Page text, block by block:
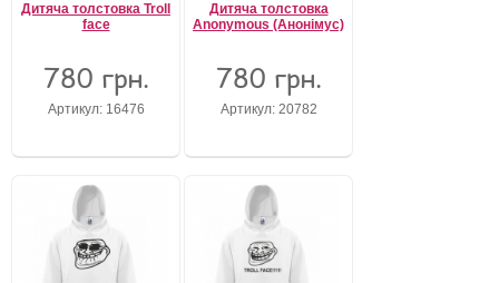
Запам'ятати мене
Забули свій пароль?
Забули своє Ім’я Користувача?
Дитяча толстовка Troll
face
780 грн.
Артикул: 16476
Дитяча толстовка
Anonymous (Анонімус)
780 грн.
Артикул: 20782